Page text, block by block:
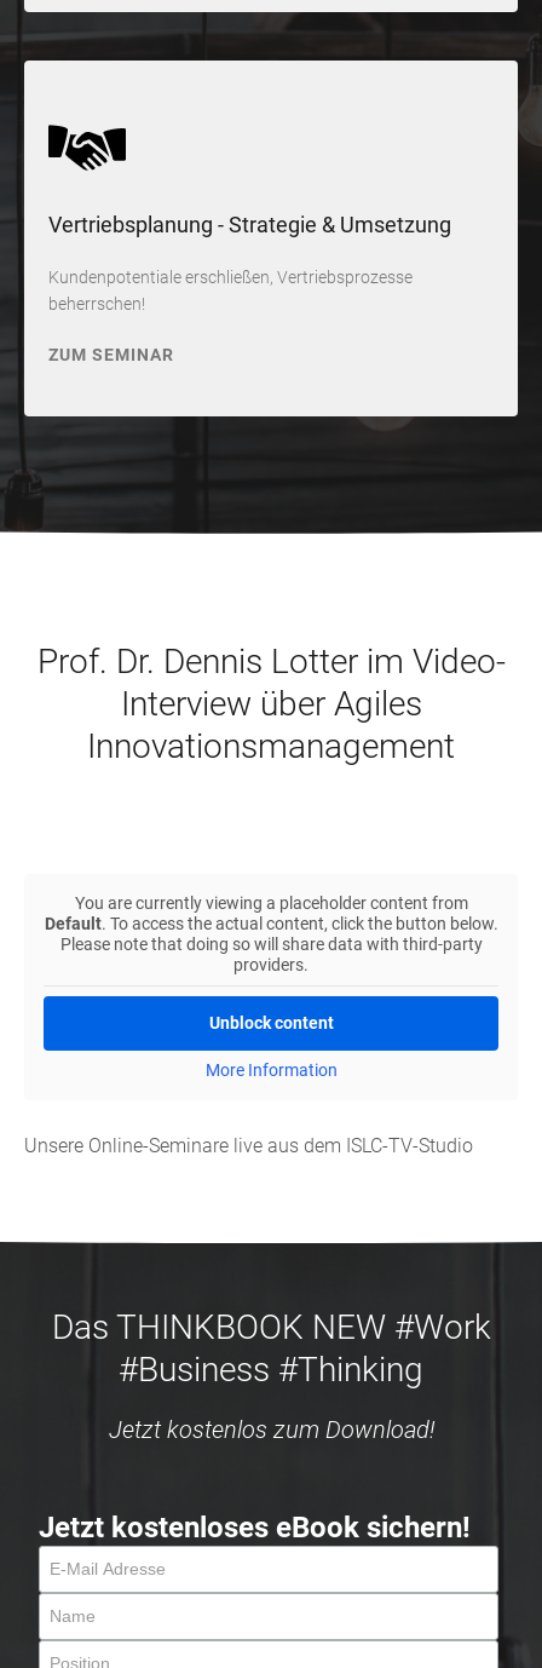
Vertriebsplanung - Strategie & Umsetzung
Kundenpotentiale erschließen, Vertriebsprozesse
beherrschen!
ZUM SEMINAR
Prof. Dr. Dennis Lotter im Video-
Interview über Agiles
Innovationsmanagement
You are currently viewing a placeholder content from
Default. To access the actual content, click the button below.
Please note that doing so will share data with third-party
providers.
Unblock content
More Information
Unsere Online-Seminare live aus dem ISLC-TV-Studio
Das THINKBOOK NEW #Work
#Business #Thinking
Jetzt kostenlos zum Download!
Jetzt kostenloses eBook sichern!